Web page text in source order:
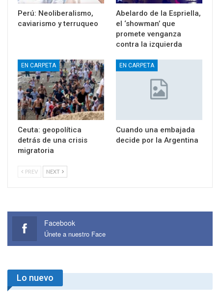
Perú: Neoliberalismo,
caviarismo y terruqueo
Abelardo de la Espriella,
el ‘showman’ que
promete venganza
contra la izquierda
EN CARPETA
Ceuta: geopolítica
detrás de una crisis
migratoria
EN CARPETA
Cuando una embajada
decide por la Argentina
PREV NEXT
Facebook
Únete a nuestro Face
Lo nuevo